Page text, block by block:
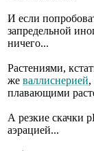
И если
запредельной
ничего...
Растениями,
же валлиснерией,
плавающими
А резкие скачки
аэрацией...